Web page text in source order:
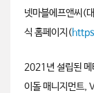
넷마블에프앤씨 (
식 홈페이지 (
2021 년 설립된
이돌 매니지먼트,